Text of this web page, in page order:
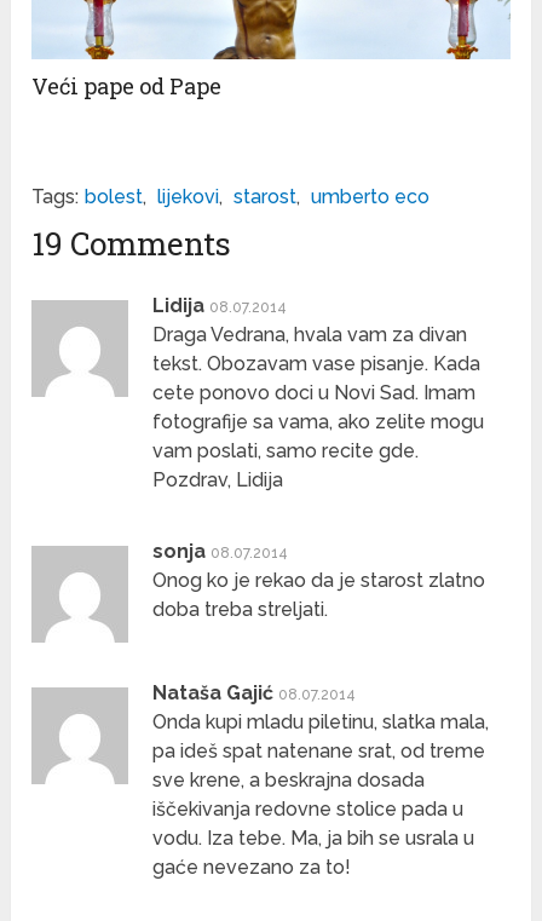
Veći pape od Pape
Tags: bolest, lijekovi, starost, umberto eco
19 Comments
Lidija 08.07.2014
Draga Vedrana, hvala vam za divan
tekst. Obozavam vase pisanje. Kada
cete ponovo doci u Novi Sad. Imam
fotografije sa vama, ako zelite mogu
vam poslati, samo recite gde.
Pozdrav, Lidija
sonja 08.07.2014
Onog ko je rekao da je starost zlatno
doba treba streljati.
Nataša Gajić 08.07.2014
Onda kupi mladu piletinu, slatka mala,
pa ideš spat natenane srat, od treme
sve krene, a beskrajna dosada
iščekivanja redovne stolice pada u
vodu. Iza tebe. Ma, ja bih se usrala u
gaće nevezano za to!